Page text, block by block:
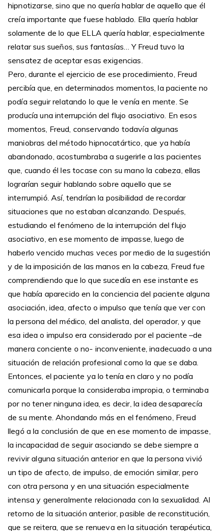
hipnotizarse, sino que no quería hablar de aquello que él
creía importante que fuese hablado. Ella quería hablar
solamente de lo que ELLA quería hablar, especialmente
relatar sus sueños, sus fantasías… Y Freud tuvo la
sensatez de aceptar esas exigencias.
Pero, durante el ejercicio de ese procedimiento, Freud
percibía que, en determinados momentos, la paciente no
podía seguir relatando lo que le venía en mente. Se
producía una interrupción del flujo asociativo. En esos
momentos, Freud, conservando todavía algunas
maniobras del método hipnocatártico, que ya había
abandonado, acostumbraba a sugerirle a las pacientes
que, cuando él les tocase con su mano la cabeza, ellas
lograrían seguir hablando sobre aquello que se
interrumpió. Así, tendrían la posibilidad de recordar
situaciones que no estaban alcanzando. Después,
estudiando el fenómeno de la interrupción del flujo
asociativo, en ese momento de impasse, luego de
haberlo vencido muchas veces por medio de la sugestión
y de la imposición de las manos en la cabeza, Freud fue
comprendiendo que lo que sucedía en ese instante es
que había aparecido en la conciencia del paciente alguna
asociación, idea, afecto o impulso que tenía que ver con
la persona del médico, del analista, del operador, y que
esa idea o impulso era considerado por el paciente –de
manera conciente o no- inconveniente, inadecuado a una
situación de relación profesional como la que se daba.
Entonces, el paciente ya lo tenía en claro y no podía
comunicarla porque la consideraba impropia, o terminaba
por no tener ninguna idea, es decir, la idea desaparecía
de su mente. Ahondando más en el fenómeno, Freud
llegó a la conclusión de que en ese momento de impasse,
la incapacidad de seguir asociando se debe siempre a
revivir alguna situación anterior en que la persona vivió
un tipo de afecto, de impulso, de emoción similar, pero
con otra persona y en una situación especialmente
intensa y generalmente relacionada con la sexualidad. Al
retorno de la situación anterior, pasible de reconstitución,
que se reitera, que se renueva en la situación terapéutica,